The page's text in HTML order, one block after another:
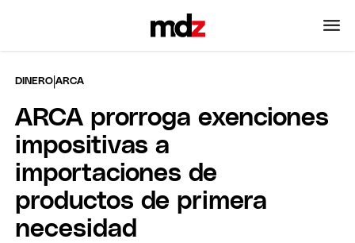
DINERO |ARCA
ARCA prorroga exenciones
impositivas a
importaciones de
productos de primera
necesidad